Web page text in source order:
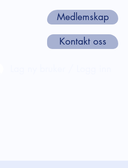
Kontakt oss
Medlemskap